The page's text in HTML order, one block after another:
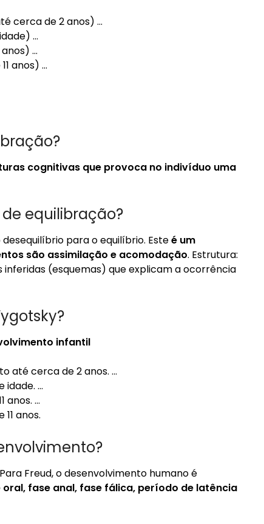
cerca de 2 anos) …
…
…
anos) …
cognitivas que provoca no indivíduo uma
equilibração?
para o equilíbrio. Esteé um
são assimilação e acomodação. Estrutura:
(esquemas) que explicam a ocorrência
infantil
até cerca de 2 anos. …
idade. …
anos. …
anos.
Freud, o desenvolvimento humano é
oral, fase anal, fase fálica, período de latência